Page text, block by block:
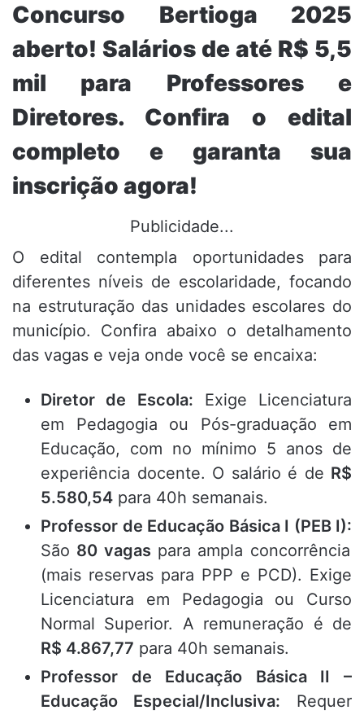
Concurso Bertioga 2025
aberto! Salários de até R$ 5,5
mil para Professores e
Diretores. Confira o edital
completo e garanta sua
inscrição agora!
Publicidade...
O edital contempla oportunidades para
diferentes níveis de escolaridade, focando
na estruturação das unidades escolares do
município. Confira abaixo o detalhamento
das vagas e veja onde você se encaixa:
Diretor de Escola: Exige Licenciatura
em Pedagogia ou Pós-graduação em
Educação, com no mínimo 5 anos de
experiência docente. O salário é de R$
5.580,54 para 40h semanais.
Professor de Educação Básica I (PEB I):
São 80 vagas para ampla concorrência
(mais reservas para PPP e PCD). Exige
Licenciatura em Pedagogia ou Curso
Normal Superior. A remuneração é de
R$ 4.867,77 para 40h semanais.
Professor de Educação Básica II –
Educação Especial/Inclusiva: Requer